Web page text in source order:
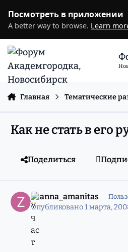
Посмотреть в приложении
A better way to browse. Learn
Главная Тематические
Как не стать в его
Поделиться
zhanna_amanitas
Опубликовано1 марта,